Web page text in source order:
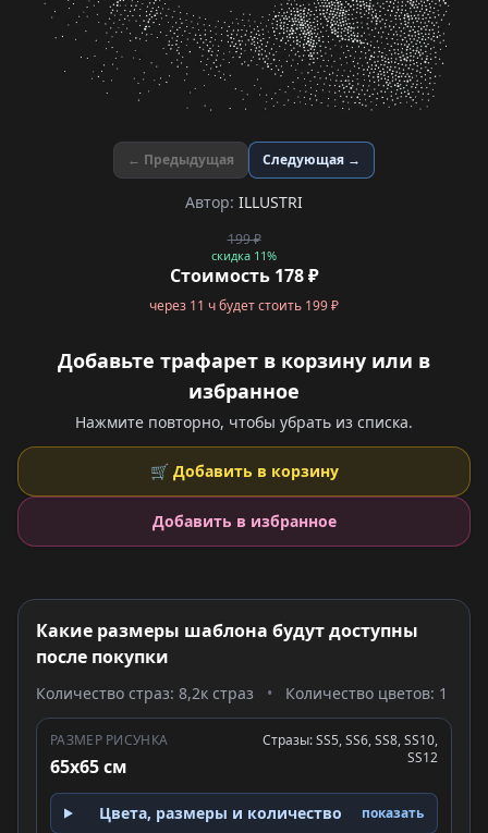
← Предыдущая Следующая →
Автор: ILLUSTRI
199 ₽
скидка 11%
Стоимость 178 ₽
через 11 ч будет стоить 199 ₽
Добавьте трафарет в корзину или в
избранное
Нажмите повторно, чтобы убрать из списка.
🛒 Добавить в корзину
Добавить в избранное
Какие размеры шаблона будут доступны
после покупки
Количество страз: 8,2к страз • Количество цветов: 1
РАЗМЕР РИСУНКА
65x65 см
Стразы: SS5, SS6, SS8, SS10,
SS12
Цвета, размеры и количество показать